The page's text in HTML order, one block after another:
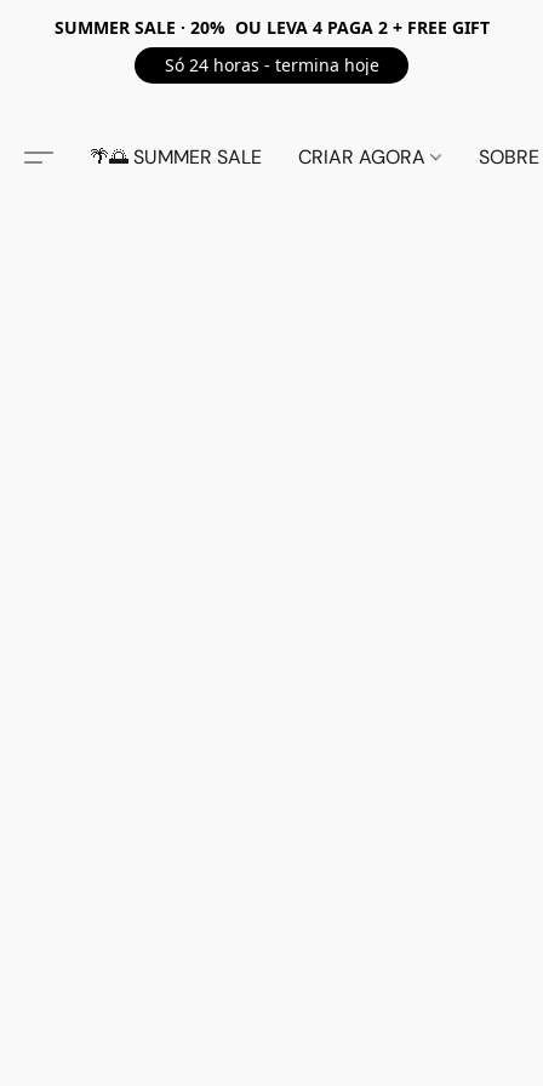
SUMMER SALE · 20% OU LEVA 4 PAGA 2 + FREE GIFT
Só 24 horas - termina hoje
🌴🌅 SUMMER SALE CRIAR AGORA